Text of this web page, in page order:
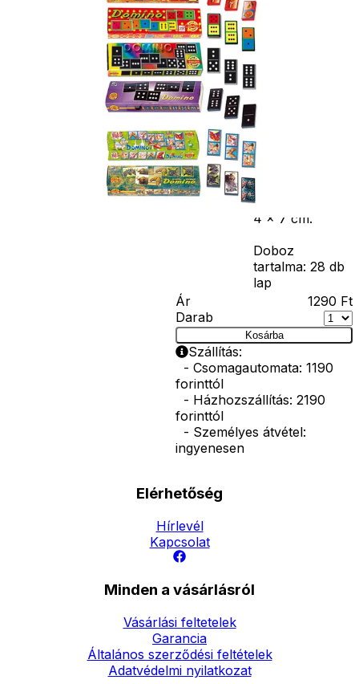
Részletes
leírás
szórakozhat. A
praktikus kis
tárolódoboznak
pedig kevés
helyet foglal.
Fejleszti a
memóriát,
kézügyességet
és a megfigyelő
képességet. A
csomagolás
mérete: 23.5 x
4 x 7 cm.
Doboz
tartalma: 28 db
lap
Ár
1290 Ft
Darab
Kosárba
Szállítás:
- Csomagautomata: 1190
forinttól
- Házhozszállítás: 2190
forinttól
- Személyes átvétel:
ingyenesen
Elérhetőség
Hírlevél
Kapcsolat
Minden a vásárlásról
Vásárlási feltetelek
Garancia
Általános szerződési feltételek
Adatvédelmi nyilatkozat